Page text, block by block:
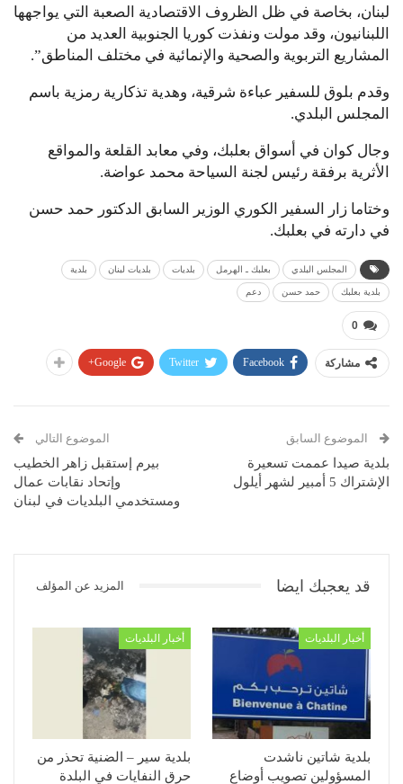
لبنان، بخاصة في ظل الظروف الاقتصادية الصعبة التي يواجهها
اللبنانيون، وقد مولت ونفذت كوريا الجنوبية العديد من
المشاريع التربوية والصحية والإنمائية في مختلف المناطق”.
وقدم بلوق للسفير عباءة شرقية، وهدية تذكارية رمزية باسم
المجلس البلدي.
وجال كوان في أسواق بعلبك، وفي معابد القلعة والمواقع
الأثرية برفقة رئيس لجنة السياحة محمد عواضة.
وختاما زار السفير الكوري الوزير السابق الدكتور حمد حسن
في دارته في بعلبك.
المجلس البلدي بعلبك ـ الهرمل بلديات بلديات لبنان بلدية
بلدية بعلبك حمد حسن دعم
0
مشاركة Facebook
Twitter
Google+
الموضوع السابق
بلدية صيدا عممت تسعيرة
الإشتراك 5 أمبير لشهر أيلول
الموضوع التالي
بيرم إستقبل زاهر الخطيب
وإتحاد نقابات عمال
ومستخدمي البلديات في لبنان
قد يعجبك ايضا المزيد عن المؤلف
أخبار البلديات
بلدية شاتين ناشدت
المسؤولين تصويب أوضاع
أخبار البلديات
بلدية سير – الضنية تحذر من
حرق النفايات في البلدة